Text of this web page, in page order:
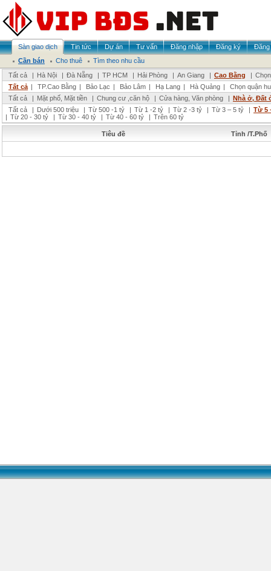
Sàn giao dịch Tin tức Dự án Tư vấn Đăng nhập Đăng ký
Đăng
Cần bán
Cho thuê
Tìm theo nhu cầu
Tất cả
| Hà Nội | Đà Nẵng | TP HCM | Hải Phòng | An Giang | Cao Bằng |
Tất cả | TP.Cao Bằng | Bảo Lạc | Bảo Lâm | Hạ Lang | Hà Quảng |
Chọn quận
Tất cả
| Mặt phố, Mặt tiền | Chung cư ,căn hộ | Cửa hàng, Văn phòng | Nhà ở, Đất
Tất cả
| Dưới 500 triệu | Từ 500 -1 tỷ | Từ 1 -2 tỷ | Từ 2 -3 tỷ | Từ 3 – 5 tỷ | Từ 5
| Từ 20 - 30 tỷ | Từ 30 - 40 tỷ | Từ 40 - 60 tỷ | Trên 60 tỷ
Tiêu đề Tỉnh /T.Phố